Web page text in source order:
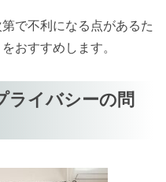
で不利になる点があるた
おすすめします。
ライバシーの問